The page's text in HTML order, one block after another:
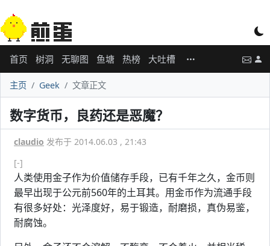
首页 树洞 无聊图 鱼塘 热榜 大吐槽
主页 Geek 文章正文
数字货币，良药还是恶魔？
claudio 发布于 2014.06.03 , 21:43
[-]
人类使用金子作为价值储存手段，已有千年之久，金币则
最早出现于公元前560年的土耳其。用金币作为流通手段
有很多好处：光泽度好，易于锻造，耐磨损，真伪易鉴，
耐腐蚀。